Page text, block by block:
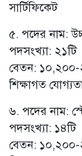
সার্টিফিকেট
৫. পদের নাম:
পদসংখ্যা: ২১টি
বেতন: ১০,২০০-
শিক্ষাগত
৬. পদের নাম:
পদসংখ্যা: ১৪টি
বেতন: ১০,২০০-